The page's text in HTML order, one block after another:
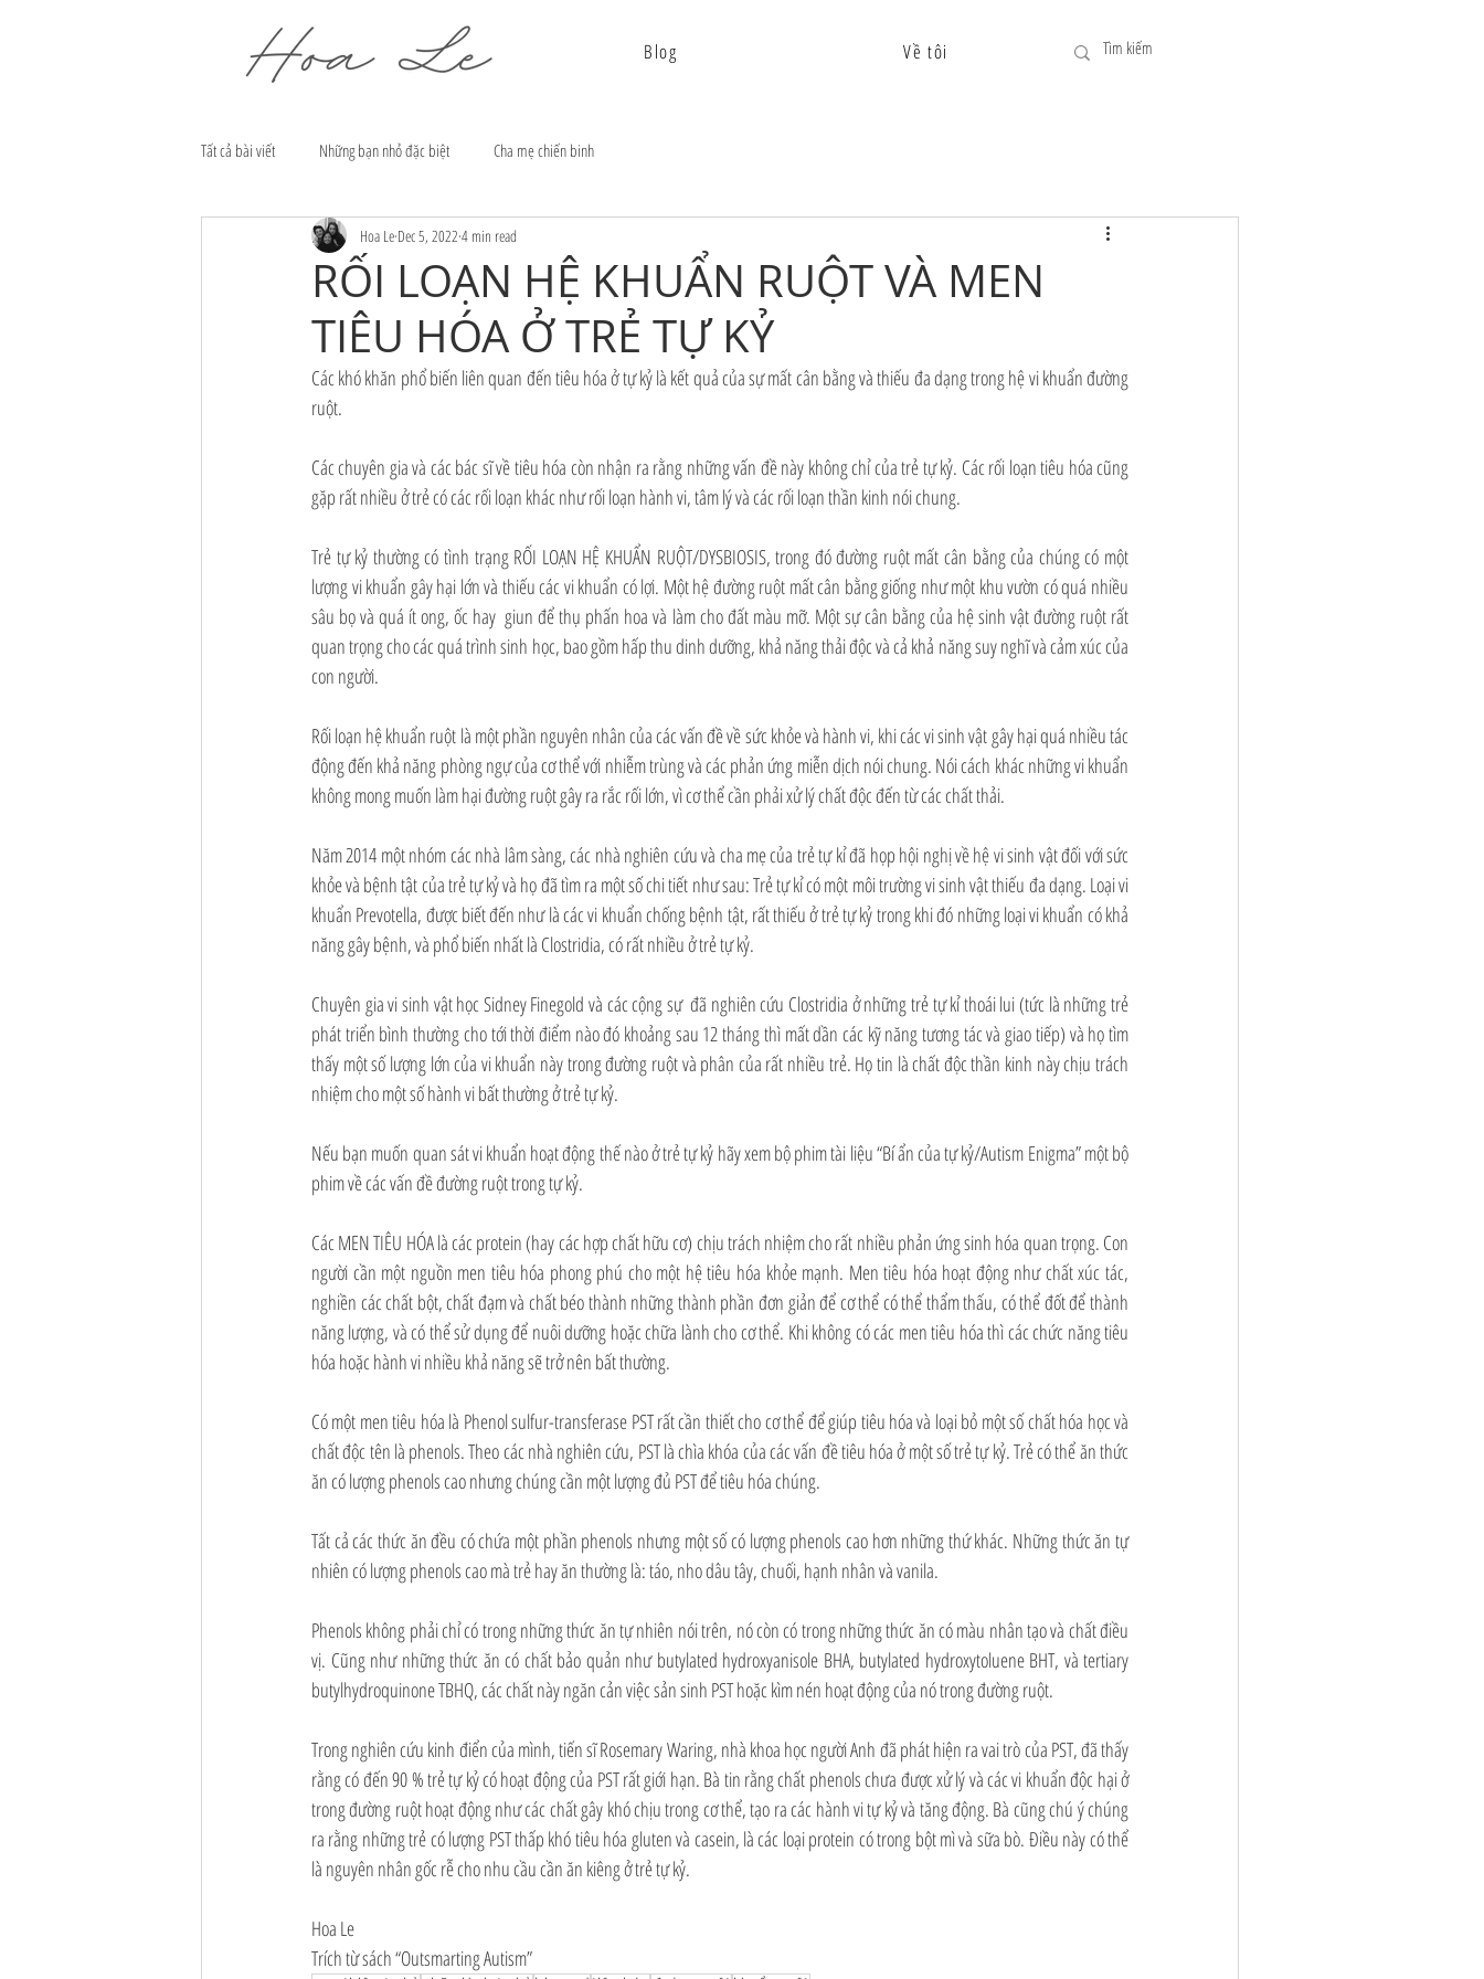
Blog Về tôi
Tất cả bài viết Những bạn nhỏ đặc biệt Cha mẹ chiến binh
RỐI LOẠN HỆ KHUẨN RUỘT VÀ MEN
TIÊU HÓA Ở TRẺ TỰ KỶ
Hoa Le Dec 5, 2022 4 min read
Các khó khăn phổ biến liên quan đến tiêu hóa ở tự kỷ là kết quả của sự mất cân bằng và thiếu đa dạng trong hệ vi khuẩn đường
ruột.
Các chuyên gia và các bác sĩ về tiêu hóa còn nhận ra rằng những vấn đề này không chỉ của trẻ tự kỷ. Các rối loạn tiêu hóa cũng
gặp rất nhiều ở trẻ có các rối loạn khác như rối loạn hành vi, tâm lý và các rối loạn thần kinh nói chung.
Trẻ tự kỷ thường có tình trạng RỐI LOẠN HỆ KHUẨN RUỘT/DYSBIOSIS, trong đó đường ruột mất cân bằng của chúng có một
lượng vi khuẩn gây hại lớn và thiếu các vi khuẩn có lợi. Một hệ đường ruột mất cân bằng giống như một khu vườn có quá nhiều
sâu bọ và quá ít ong, ốc hay  giun để thụ phấn hoa và làm cho đất màu mỡ. Một sự cân bằng của hệ sinh vật đường ruột rất
quan trọng cho các quá trình sinh học, bao gồm hấp thu dinh dưỡng, khả năng thải độc và cả khả năng suy nghĩ và cảm xúc của
con người.
Rối loạn hệ khuẩn ruột là một phần nguyên nhân của các vấn đề về sức khỏe và hành vi, khi các vi sinh vật gây hại quá nhiều tác
động đến khả năng phòng ngự của cơ thể với nhiễm trùng và các phản ứng miễn dịch nói chung. Nói cách khác những vi khuẩn
không mong muốn làm hại đường ruột gây ra rắc rối lớn, vì cơ thể cần phải xử lý chất độc đến từ các chất thải.
Năm 2014 một nhóm các nhà lâm sàng, các nhà nghiên cứu và cha mẹ của trẻ tự kỉ đã họp hội nghị về hệ vi sinh vật đối với sức
khỏe và bệnh tật của trẻ tự kỷ và họ đã tìm ra một số chi tiết như sau: Trẻ tự kỉ có một môi trường vi sinh vật thiếu đa dạng. Loại vi
khuẩn Prevotella, được biết đến như là các vi khuẩn chống bệnh tật, rất thiếu ở trẻ tự kỷ trong khi đó những loại vi khuẩn có khả
năng gây bệnh, và phổ biến nhất là Clostridia, có rất nhiều ở trẻ tự kỷ.
Chuyên gia vi sinh vật học Sidney Finegold và các cộng sự  đã nghiên cứu Clostridia ở những trẻ tự kỉ thoái lui (tức là những trẻ
phát triển bình thường cho tới thời điểm nào đó khoảng sau 12 tháng thì mất dần các kỹ năng tương tác và giao tiếp) và họ tìm
thấy một số lượng lớn của vi khuẩn này trong đường ruột và phân của rất nhiều trẻ. Họ tin là chất độc thần kinh này chịu trách
nhiệm cho một số hành vi bất thường ở trẻ tự kỷ.
Nếu bạn muốn quan sát vi khuẩn hoạt động thế nào ở trẻ tự kỷ hãy xem bộ phim tài liệu “Bí ẩn của tự kỷ/Autism Enigma” một bộ
phim về các vấn đề đường ruột trong tự kỷ.
Các MEN TIÊU HÓA là các protein (hay các hợp chất hữu cơ) chịu trách nhiệm cho rất nhiều phản ứng sinh hóa quan trọng. Con
người cần một nguồn men tiêu hóa phong phú cho một hệ tiêu hóa khỏe mạnh. Men tiêu hóa hoạt động như chất xúc tác,
nghiền các chất bột, chất đạm và chất béo thành những thành phần đơn giản để cơ thể có thể thẩm thấu, có thể đốt để thành
năng lượng, và có thể sử dụng để nuôi dưỡng hoặc chữa lành cho cơ thể. Khi không có các men tiêu hóa thì các chức năng tiêu
hóa hoặc hành vi nhiều khả năng sẽ trở nên bất thường.
Có một men tiêu hóa là Phenol sulfur-transferase PST rất cần thiết cho cơ thể để giúp tiêu hóa và loại bỏ một số chất hóa học và
chất độc tên là phenols. Theo các nhà nghiên cứu, PST là chìa khóa của các vấn đề tiêu hóa ở một số trẻ tự kỷ. Trẻ có thể ăn thức
ăn có lượng phenols cao nhưng chúng cần một lượng đủ PST để tiêu hóa chúng.
Tất cả các thức ăn đều có chứa một phần phenols nhưng một số có lượng phenols cao hơn những thứ khác. Những thức ăn tự
nhiên có lượng phenols cao mà trẻ hay ăn thường là: táo, nho dâu tây, chuối, hạnh nhân và vanila.
Phenols không phải chỉ có trong những thức ăn tự nhiên nói trên, nó còn có trong những thức ăn có màu nhân tạo và chất điều
vị. Cũng như những thức ăn có chất bảo quản như butylated hydroxyanisole BHA, butylated hydroxytoluene BHT, và tertiary
butylhydroquinone TBHQ, các chất này ngăn cản việc sản sinh PST hoặc kìm nén hoạt động của nó trong đường ruột.
Trong nghiên cứu kinh điển của mình, tiến sĩ Rosemary Waring, nhà khoa học người Anh đã phát hiện ra vai trò của PST, đã thấy
rằng có đến 90 % trẻ tự kỷ có hoạt động của PST rất giới hạn. Bà tin rằng chất phenols chưa được xử lý và các vi khuẩn độc hại ở
trong đường ruột hoạt động như các chất gây khó chịu trong cơ thể, tạo ra các hành vi tự kỷ và tăng động. Bà cũng chú ý chúng
ra rằng những trẻ có lượng PST thấp khó tiêu hóa gluten và casein, là các loại protein có trong bột mì và sữa bò. Điều này có thể
là nguyên nhân gốc rễ cho nhu cầu cần ăn kiêng ở trẻ tự kỷ.
Hoa Le
Trích từ sách “Outsmarting Autism”